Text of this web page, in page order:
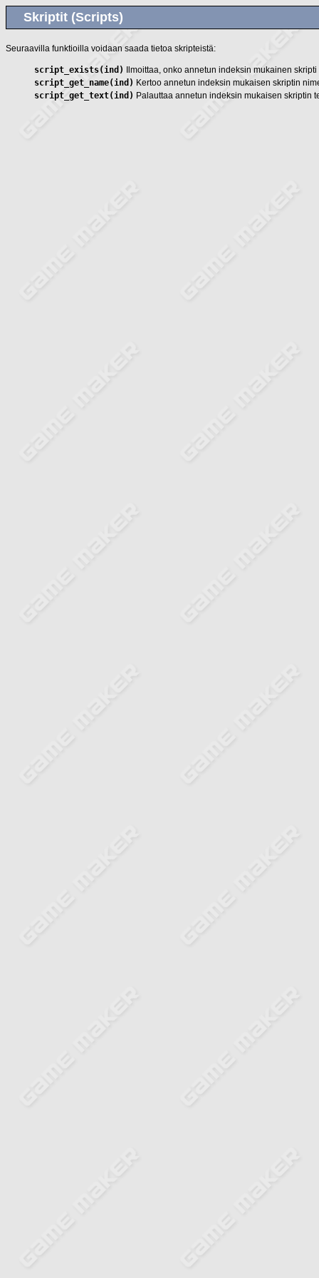
Skriptit (Scripts)
Seuraavilla funktioilla voidaan saada tietoa skripteistä:
script_exists(ind)
Ilmoittaa, onko annetun indeksin mukainen
script_get_name(ind) Kertoo annetun indeksin mukaisen skriptin
script_get_text(ind) Palauttaa annetun indeksin mukaisen skriptin